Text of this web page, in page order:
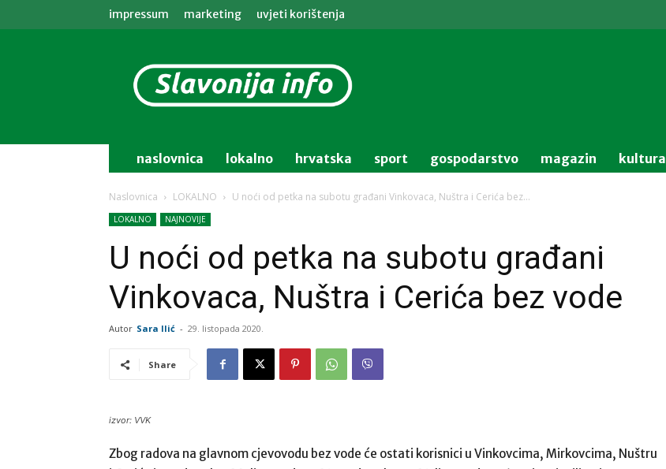
impressum marketing uvjeti korištenja
info
naslovnica lokalno hrvatska sport gospodarstvo magazin kultura
Naslovnica LOKALNO U noći od petka na subotu građani Vinkovaca, Nuštra i Cerića bez...
LOKALNO NAJNOVIJE
U noći od petka na subotu građani
Vinkovaca, Nuštra i Cerića bez vode
Autor Sara Ilić - 29. listopada 2020.
Share
izvor: VVK
Zbog radova na glavnom cjevovodu bez vode će ostati korisnici u Vinkovcima, Mirkovcima, Nuštru